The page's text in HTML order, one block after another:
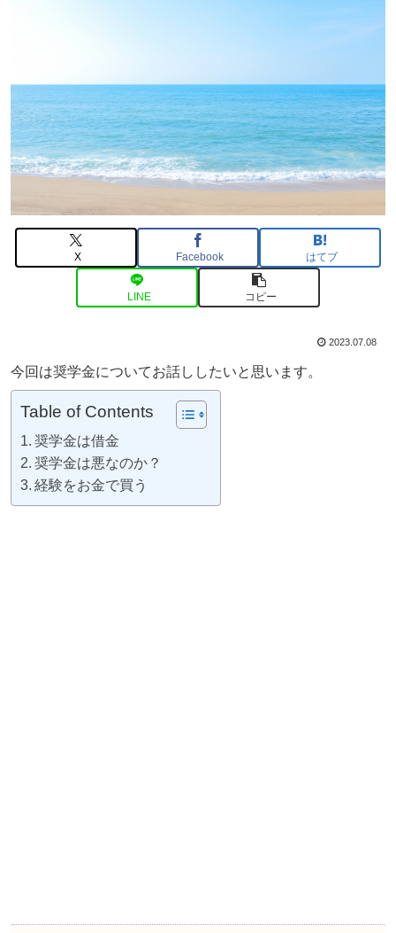
X Facebook はてブ
LINE コピー
2023.07.08
今回は奨学金についてお話ししたいと思います。
Table of Contents
奨学金は借金
奨学金は悪なのか？
経験をお金で買う